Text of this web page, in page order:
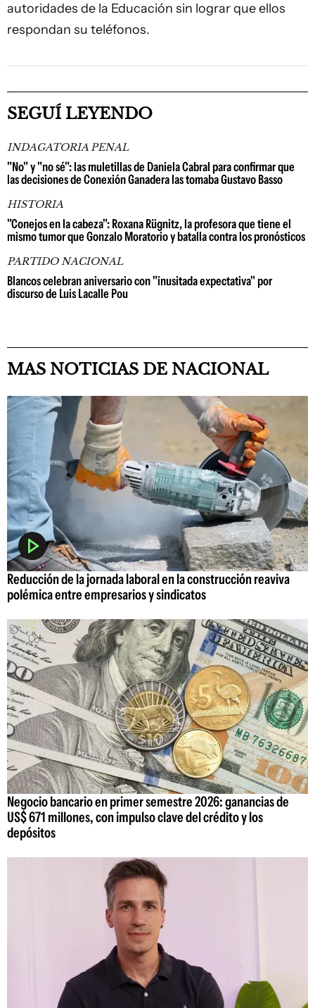
autoridades de la Educación sin lograr que ellos
respondan su teléfonos.
SEGUÍ LEYENDO
INDAGATORIA PENAL
"No" y "no sé": las muletillas de Daniela Cabral para confirmar que
las decisiones de Conexión Ganadera las tomaba Gustavo Basso
HISTORIA
"Conejos en la cabeza": Roxana Rügnitz, la profesora que tiene el
mismo tumor que Gonzalo Moratorio y batalla contra los pronósticos
PARTIDO NACIONAL
Blancos celebran aniversario con "inusitada expectativa" por
discurso de Luis Lacalle Pou
MAS NOTICIAS DE NACIONAL
Reducción de la jornada laboral en la construcción reaviva
polémica entre empresarios y sindicatos
Negocio bancario en primer semestre 2026: ganancias de
US$ 671 millones, con impulso clave del crédito y los
depósitos